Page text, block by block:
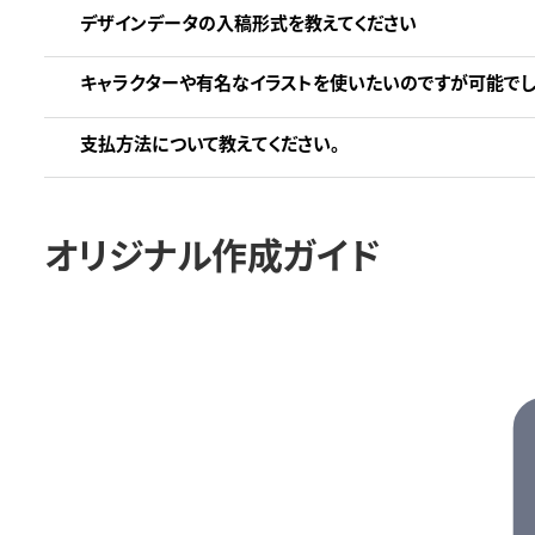
デザインデータの入稿形式を教えてください
キャラクターや有名なイラストを使いたいのですが可能でし
支払方法について教えてください。
オリジナル作成ガイド